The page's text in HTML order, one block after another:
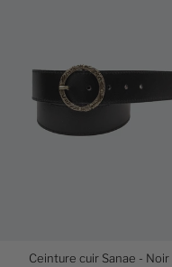
Ceinture cuir Sanae - Noir